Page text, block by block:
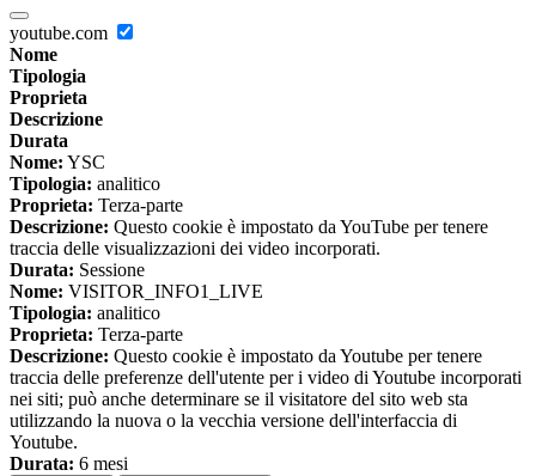
youtube.com
Nome
Tipologia
Proprieta
Descrizione
Durata
Nome: YSC
Tipologia: analitico
Proprieta: Terza-parte
Descrizione: Questo cookie è impostato da YouTube per tenere
traccia delle visualizzazioni dei video incorporati.
Durata: Sessione
Nome: VISITOR_INFO1_LIVE
Tipologia: analitico
Proprieta: Terza-parte
Descrizione: Questo cookie è impostato da Youtube per tenere
traccia delle preferenze dell'utente per i video di Youtube incorporati
nei siti; può anche determinare se il visitatore del sito web sta
utilizzando la nuova o la vecchia versione dell'interfaccia di
Youtube.
Durata: 6 mesi